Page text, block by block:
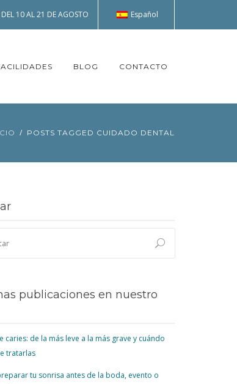
10 AL 21 DE AGOSTO Español
BLOG CONTACTO
POSTS TAGGED CUIDADO DENTAL
publicaciones en nuestro
caries: de la más leve a la más grave y cuándo
tratarlas
tu sonrisa antes de la boda, evento o